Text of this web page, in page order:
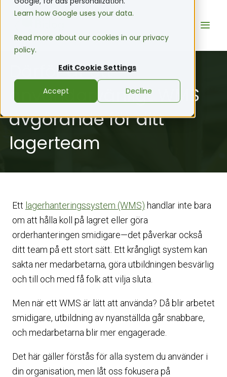
Learn how Google uses your data.
Read more about our cookies in our privacy
policy.
Edit Cookie Settings
Accept Decline
Därför är ett
användarvänligt WMS
avgörande för ditt
lagerteam
Ett lagerhanteringssystem (WMS) handlar inte bara
om att hålla koll på lagret eller göra
orderhanteringen smidigare—det påverkar också
ditt team på ett stort sätt. Ett krångligt system kan
sakta ner medarbetarna, göra utbildningen besvärlig
och till och med få folk att vilja sluta.
Men när ett WMS är lätt att använda? Då blir arbetet
smidigare, utbildning av nyanställda går snabbare,
och medarbetarna blir mer engagerade.
Det här gäller förstås för alla system du använder i
din organisation, men låt oss fokusera på